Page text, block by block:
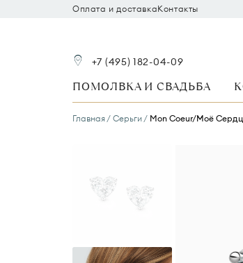
Оплата и доставкаКонтакты
+7 (495) 182-04-09
ПОМОЛВКА И СВАДЬБА
Главная Серьги Mon Coeur/Моё